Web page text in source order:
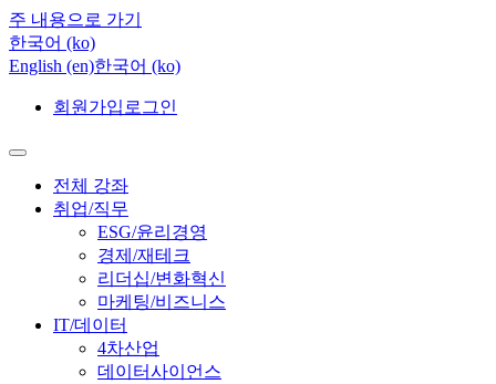
주 내용으로 가기
한국어 ‎(ko)‎
English ‎(en)‎한국어 ‎(ko)‎
회원가입 로그인
전체 강좌
취업/직무
ESG/윤리경영
경제/재테크
리더십/변화혁신
마케팅/비즈니스
IT/데이터
4차산업
데이터사이언스